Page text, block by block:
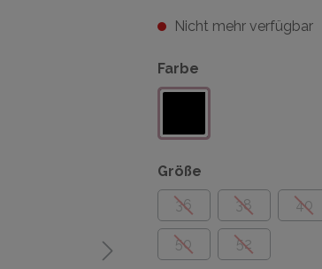
Nicht mehr verfügbar
Farbe
Größe
36
38 40
50 52